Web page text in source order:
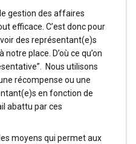
gestion des affaires
efficace. C’est donc pour
des représentant(e)s
place. D’où ce qu’on
Nous utilisons
récompense ou une
en fonction de
abattu par ces
moyens qui permet aux